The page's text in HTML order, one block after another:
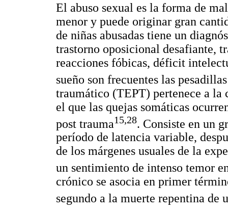
El abuso sexual es la forma de
menor y puede originar gran
de niñas abusadas tiene un
trastorno oposicional desafiante,
reacciones fóbicas, déficit
sueño son frecuentes las
traumático (TEPT) pertenece a la
el que las quejas somáticas
post trauma15,28. Consiste en un
período de latencia variable,
de los márgenes usuales de la
un sentimiento de intenso temor
crónico se asocia en primer
segundo a la muerte repentina de